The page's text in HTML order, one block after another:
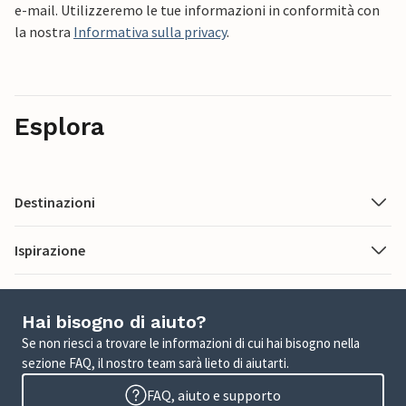
e-mail. Utilizzeremo le tue informazioni in conformità con
la nostra Informativa sulla privacy.
Esplora
Destinazioni
Ispirazione
Hai bisogno di aiuto?
Se non riesci a trovare le informazioni di cui hai bisogno nella
sezione FAQ, il nostro team sarà lieto di aiutarti.
FAQ, aiuto e supporto